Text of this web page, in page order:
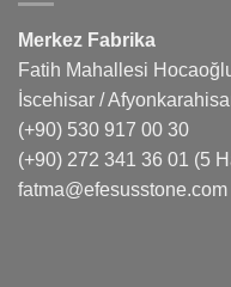
Merkez Fabrika
Fatih Mahallesi
İscehisar /
(+90) 530 917 00 30
(+90) 272 341 36 01 (5
fatma@efesusstone.com